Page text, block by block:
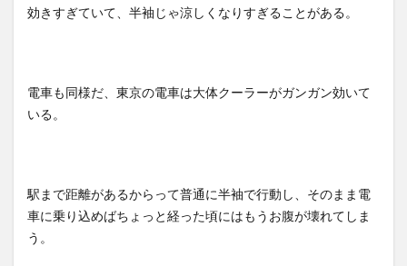
効きすぎていて、半袖じゃ涼しくなりすぎることがある。
電車も同様だ、東京の電車は大体クーラーがガンガン効いて
いる。
駅まで距離があるからって普通に半袖で行動し、そのまま電
車に乗り込めばちょっと経った頃にはもうお腹が壊れてしま
う。